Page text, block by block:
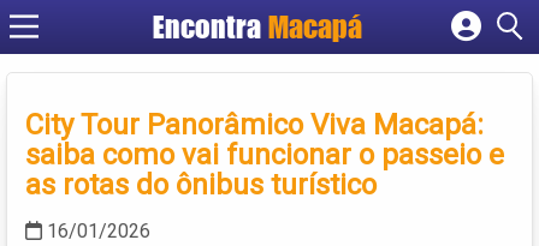
EncontraMacapá
Cadastrar empresa
Criar conta
City Tour Panorâmico Viva Macapá:
saiba como vai funcionar o passeio e
as rotas do ônibus turístico
16/01/2026